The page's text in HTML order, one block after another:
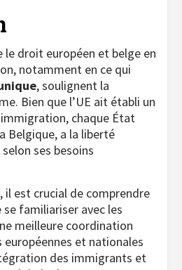
le droit européen et belge en
notamment en ce qui
, soulignent la
Bien que l’UE ait établi un
chaque État
Belgique, a la liberté
ses besoins
il est crucial de comprendre
familiariser avec les
meilleure coordination
et nationales
des immigrants et